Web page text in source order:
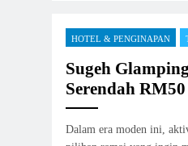
HOTEL & PENGINAPAN
Sugeh
Serendah
Dalam era moden ini,